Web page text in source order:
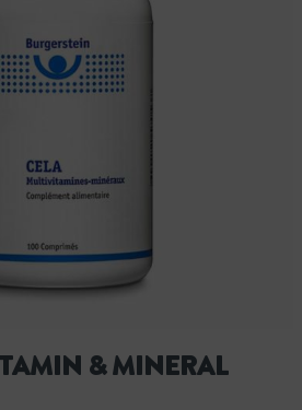
& MINERAL